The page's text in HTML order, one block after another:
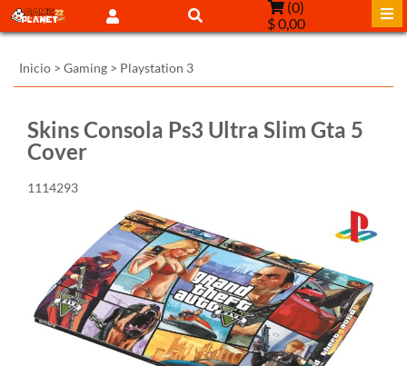
(0)
$ 0,00
Inicio > Gaming > Playstation 3
Skins Consola Ps3 Ultra Slim Gta 5
Cover
1114293